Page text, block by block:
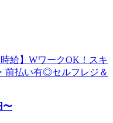
給】WワークOK！スキ
前払い有◎セルフレジ＆
〜